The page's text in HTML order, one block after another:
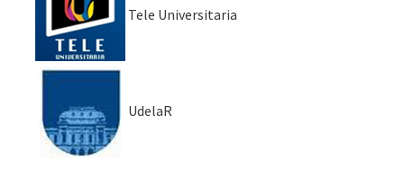
Tele Universitaria
UdelaR